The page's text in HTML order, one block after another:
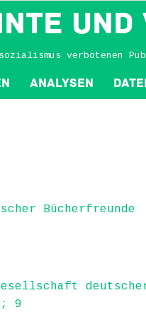
und
verbotenen
Analysen
Bücherfreunde
; 9